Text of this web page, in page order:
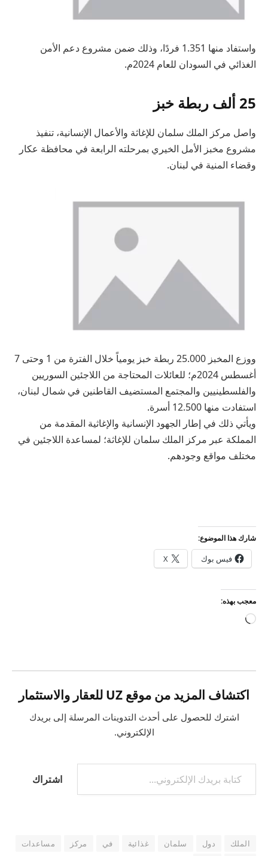
واستفاد منها 1.351 فردًا، وذلك ضمن مشروع دعم الأمن
الغذائي في السودان للعام 2024م.
25 ألف ربطة خبز
واصل مركز الملك سلمان للإغاثة والأعمال الإنسانية، تنفيذ
مشروع مخبز الأمل الخيري بمرحلته الرابعة في محافظة عكار
وقضاء المنية في لبنان.
ووزع المخبز 25.000 ربطة خبز يومياً خلال الفترة من 1 وحتى 7
أغسطس 2024م؛ للعائلات المحتاجة من اللاجئين السوريين
والفلسطينيين والمجتمع المستضيف القاطنين في شمال لبنان،
استفادت منها 12.500 أسرة.
ويأتي ذلك في إطار الجهود الإنسانية والإغاثية المقدمة من
المملكة عبر مركز الملك سلمان للإغاثة؛ لمساعدة اللاجئين في
مختلف مواقع وجودهم.
شارك هذا الموضوع:
فيس بوك X
معجب بهذه:
جاري
اكتشاف المزيد من موقع UZ للعقار والاستثمار
اشترك للحصول على أحدث التدوينات المرسلة إلى بريدك
الإلكتروني.
كتابة بريدك الإلكتروني...
اشتراك
الملك دول سلمان غذائية في مركز
مساعدات